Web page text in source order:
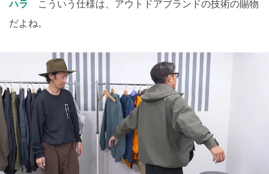
ハラ
こういう仕様は、アウトドアブランドの技術の賜物
だよね。